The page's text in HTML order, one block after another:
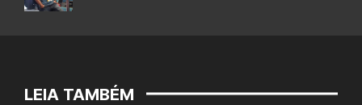
LEIA TAMBÉM